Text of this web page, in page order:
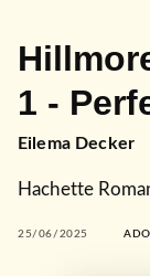
1 -
Eilema Decker
Hachette
25/06/2025